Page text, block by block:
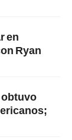
en
Ryan
obtuvo